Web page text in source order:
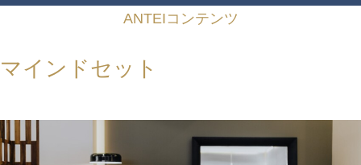
ANTEIコンテンツ
マインドセット